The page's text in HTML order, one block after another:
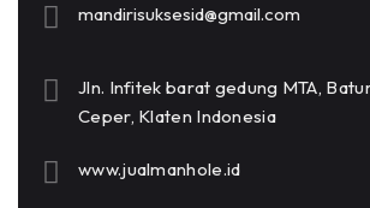
mandirisuksesid@gmail.com
Jln. Infitek barat gedung MTA,
Ceper, Klaten Indonesia
www.jualmanhole.id